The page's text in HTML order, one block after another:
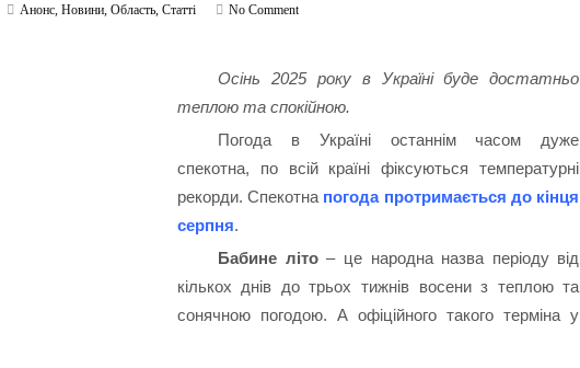
Анонс,Новини,Область,Статті
No Comment
Осінь 2025 року в Україні буде достатньо
теплою та спокійною.
Погода в Україні останнім часом дуже
спекотна, по всій країні фіксуються температурні
рекорди. Спекотна погода протримається до кінця
серпня.
Бабине літо– це народна назва періоду від
кількох днів до трьох тижнів восени з теплою та
сонячною погодою. А офіційного такого терміна у